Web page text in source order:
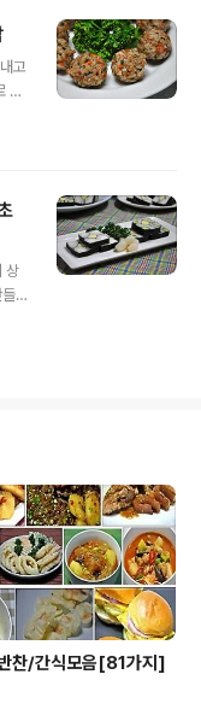
고
골
상
..
시
[재
찬/간식모음[81가지]